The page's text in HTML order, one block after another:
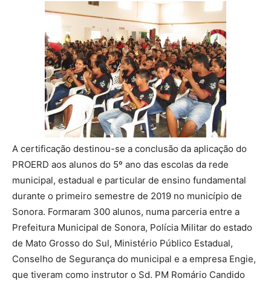
A certificação destinou-se a conclusão da aplicação do
PROERD aos alunos do 5º ano das escolas da rede
municipal, estadual e particular de ensino fundamental
durante o primeiro semestre de 2019 no município de
Sonora. Formaram 300 alunos, numa parceria entre a
Prefeitura Municipal de Sonora, Polícia Militar do estado
de Mato Grosso do Sul, Ministério Público Estadual,
Conselho de Segurança do municipal e a empresa Engie,
que tiveram como instrutor o Sd. PM Romário Candido